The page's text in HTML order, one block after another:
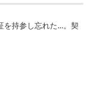
を持参し忘れた…。契